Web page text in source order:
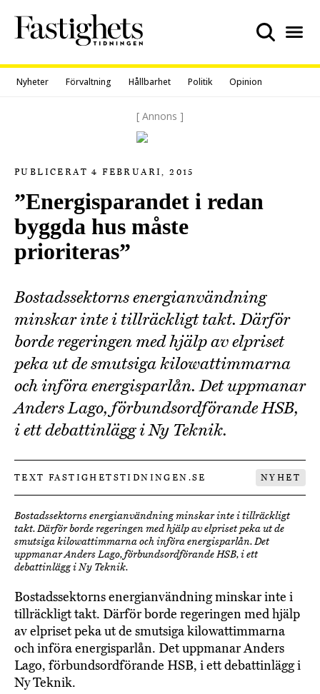
content
Nyheter Förvaltning Hållbarhet Politik Opinion
[ Annons ]
PUBLICERAT 4 FEBRUARI, 2015
”Energisparandet i redan
byggda hus måste
prioriteras”
Bostadssektorns energianvändning
minskar inte i tillräckligt takt. Därför
borde regeringen med hjälp av elpriset
peka ut de smutsiga kilowattimmarna
och införa energisparlån. Det uppmanar
Anders Lago, förbundsordförande HSB,
i ett debattinlägg i Ny Teknik.
TEXT FASTIGHETSTIDNINGEN.SE NYHET
Bostadssektorns energianvändning minskar inte i tillräckligt
takt. Därför borde regeringen med hjälp av elpriset peka ut de
smutsiga kilowattimmarna och införa energisparlån. Det
uppmanar Anders Lago, förbundsordförande HSB, i ett
debattinlägg i Ny Teknik.
Bostadssektorns energianvändning minskar inte i
tillräckligt takt. Därför borde regeringen med hjälp
av elpriset peka ut de smutsiga kilowattimmarna
och införa energisparlån. Det uppmanar Anders
Lago, förbundsordförande HSB, i ett debattinlägg i
Ny Teknik.